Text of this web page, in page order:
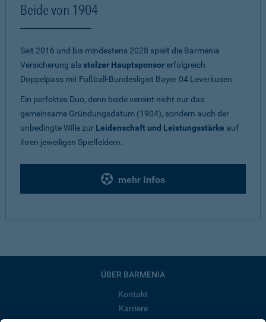
Beide von 1904
Seit 2016 und bis mindestens 2028 spielt die Barmenia
Versicherung alsstolzer Hauptsponsorerfolgreich
Doppelpass mit Fußball-Bundesligist Bayer 04 Leverkusen.
Ein perfektes Duo, denn beide vereint nicht nur das
gemeinsame Gründungsdatum (1904), sondern auch der
unbedingte Wille zur Leidenschaft und Leistungsstärke auf
ihren jeweiligen Spielfeldern.
mehr Infos
ÜBER BARMENIA
Kontakt
Karriere